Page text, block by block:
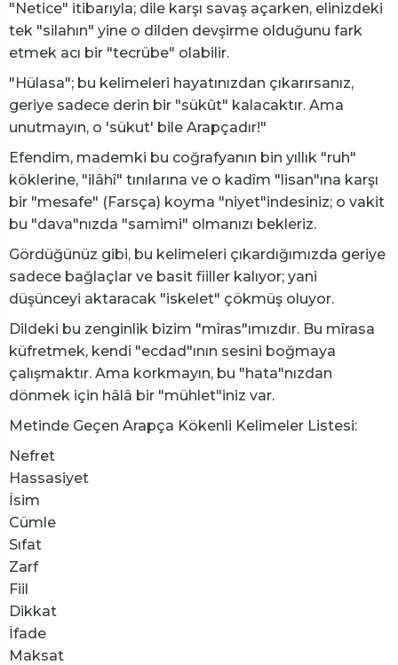
"Netice" itibarıyla; dile karşı savaş açarken, elinizdeki
tek "silahın" yine o dilden devşirme olduğunu fark
etmek acı bir "tecrübe" olabilir.
"​Hülasa"; bu kelimeleri hayatınızdan çıkarırsanız,
geriye sadece derin bir "sükût" kalacaktır. Ama
unutmayın, o 'sükut' bile Arapçadır!"
Efendim, mademki bu coğrafyanın bin yıllık "ruh"
köklerine, "ilâhî" tınılarına ve o kadîm "lisan"ına karşı
bir "mesafe" (Farsça) koyma "niyet"indesiniz; o vakit
bu "dava"nızda "samimi" olmanızı bekleriz.
Gördüğünüz gibi, bu kelimeleri çıkardığımızda geriye
sadece bağlaçlar ve basit fiiller kalıyor; yani
düşünceyi aktaracak "iskelet" çökmüş oluyor.
Dildeki bu zenginlik bizim "mîras"ımızdır. Bu mîrasa
küfretmek, kendi "ecdad"ının sesini boğmaya
çalışmaktır. Ama korkmayın, bu "hata"nızdan
dönmek için hâlâ bir "mühlet"iniz var.
Metinde Geçen Arapça Kökenli Kelimeler Listesi:
Nefret
Hassasiyet
İsim
Cümle
Sıfat
Zarf
Fiil
Dikkat
İfade
Maksat